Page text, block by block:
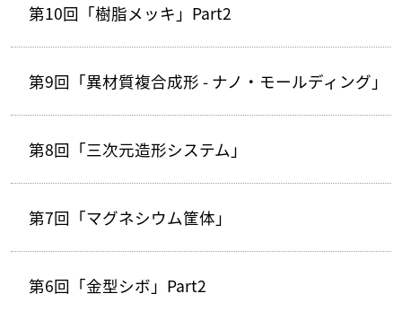
第10回「樹脂メッキ」Part2
第9回「異材質複合成形 - ナノ・モールディング」
第8回「三次元造形システム」
第7回「マグネシウム筐体」
第6回「金型シボ」Part2